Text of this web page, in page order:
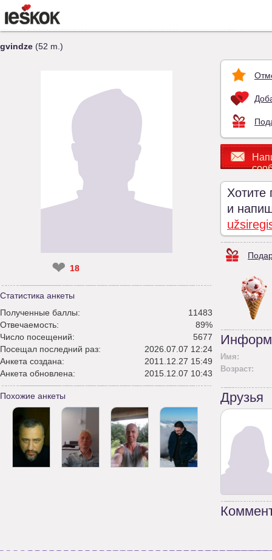
gvindze (52 m.)
❤ 18
Статистика анкеты
Полученные баллы:
11483
Отвечаемость:
89%
Число посещений:
5677
Посещал последний раз:
2026.07.07 12:24
Анкета создана:
2011.12.27 15:49
Анкета обновлена:
2015.12.07 10:43
Похожие анкеты
Хотите
и
Имя:
Возраст:
Друзья